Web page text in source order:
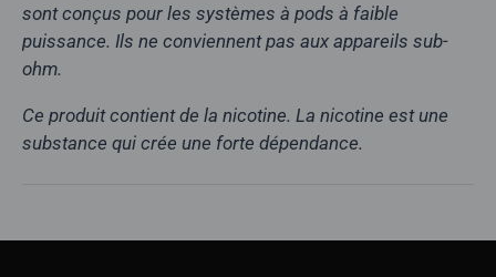
sont conçus pour les systèmes à pods à faible
puissance. Ils ne conviennent pas aux appareils sub-
ohm.
Ce produit contient de la nicotine. La nicotine est une
substance qui crée une forte dépendance.